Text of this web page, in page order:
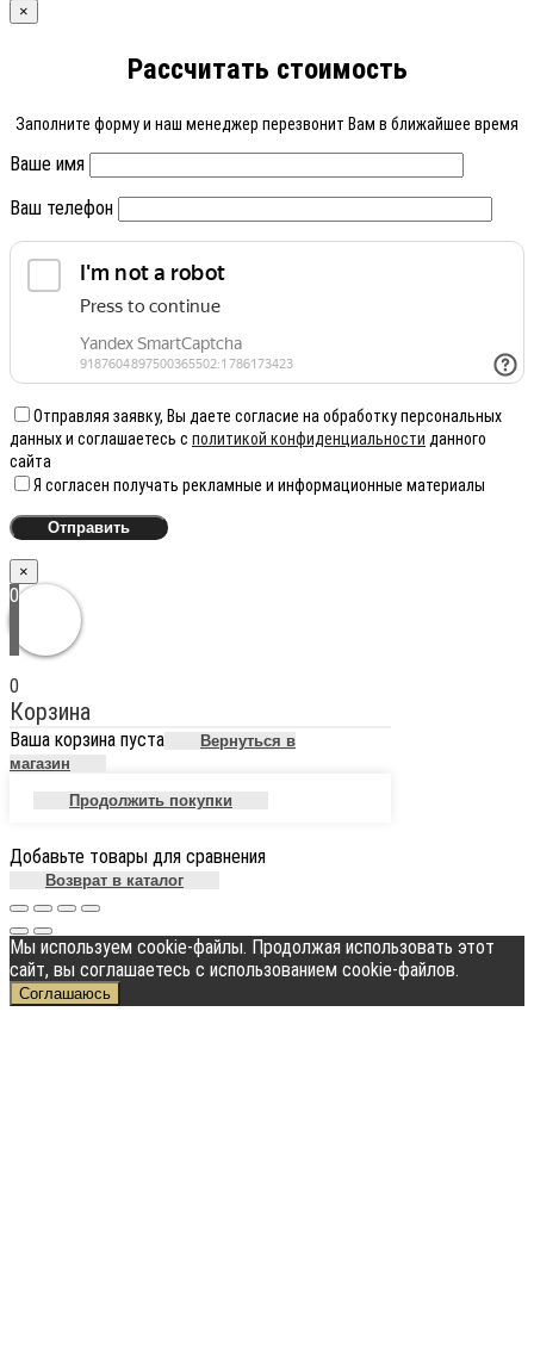
×
Рассчитать стоимость
Заполните форму и наш менеджер перезвонит Вам в ближайшее время
Ваше имя
Ваш телефон
Отправляя заявку, Вы даете согласие на обработку персональных
данных и соглашаетесь с политикой конфиденциальности данного
сайта
Я согласен получать рекламные и информационные материалы
×
0
0
Корзина
Ваша корзина пуста
Вернуться в
магазин
Продолжить покупки
Добавьте товары для сравнения
Возврат в каталог
Мы используем cookie-файлы. Продолжая использовать этот
сайт, вы соглашаетесь с использованием cookie-файлов.
Соглашаюсь